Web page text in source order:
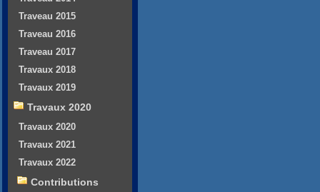
Traveau 2015
Traveau 2016
Traveau 2017
Travaux 2018
Travaux 2019
Travaux 2020
Travaux 2020
Travaux 2021
Travaux 2022
Contributions